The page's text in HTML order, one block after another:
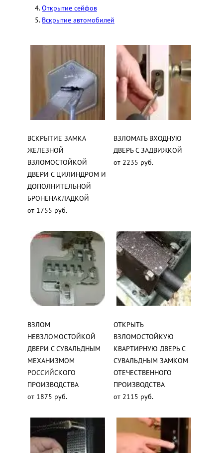
Открытие сейфов
Вскрытие автомобилей
ВСКРЫТИЕ ЗАМКА
ЖЕЛЕЗНОЙ
ВЗЛОМОСТОЙКОЙ
ДВЕРИ С ЦИЛИНДРОМ И
ДОПОЛНИТЕЛЬНОЙ
БРОНЕНАКЛАДКОЙ
от 1755 руб.
ВЗЛОМАТЬ ВХОДНУЮ
ДВЕРЬ С ЗАДВИЖКОЙ
от 2235 руб.
ВЗЛОМ
НЕВЗЛОМОСТОЙКОЙ
ДВЕРИ С СУВАЛЬДНЫМ
МЕХАНИЗМОМ
РОССИЙСКОГО
ПРОИЗВОДСТВА
от 1875 руб.
ОТКРЫТЬ
ВЗЛОМОСТОЙКУЮ
КВАРТИРНУЮ ДВЕРЬ С
СУВАЛЬДНЫМ ЗАМКОМ
ОТЕЧЕСТВЕННОГО
ПРОИЗВОДСТВА
от 2115 руб.